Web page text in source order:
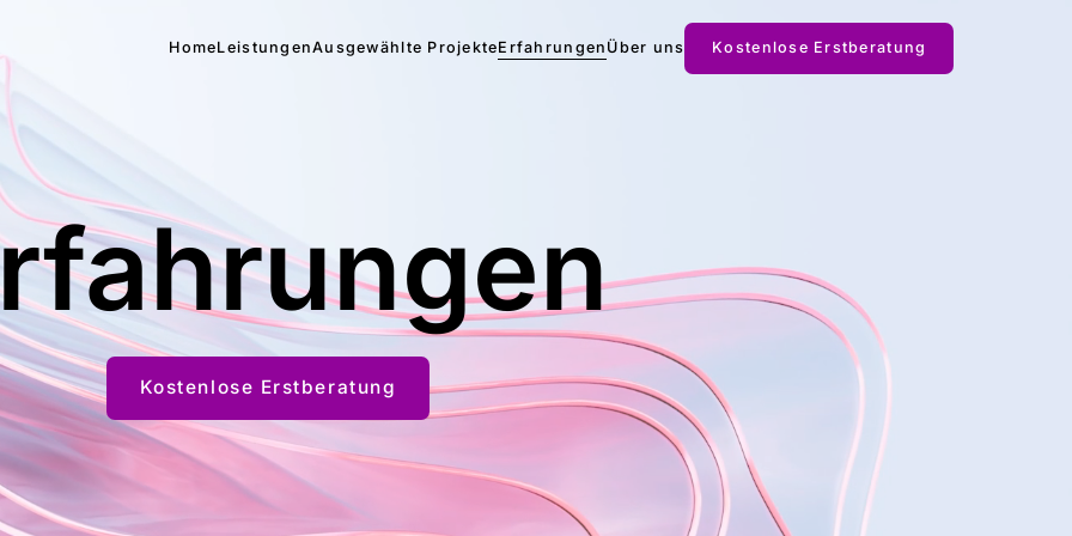
HomeLeistungenAusgewählte ProjekteErfahrungen Über uns Kostenlose Erstberatung
Kostenlose Erstberatung